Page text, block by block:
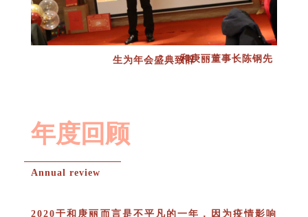
和庚丽董事长陈钢先生为年会盛典致辞
年度回顾
Annual review
2020于和庚丽而言是不平凡的一年， 因为疫情影响